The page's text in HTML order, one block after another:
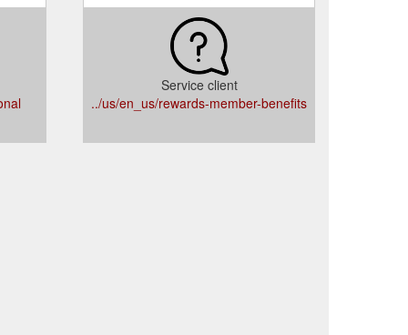
Service client
../us/en_us/rewards-member-benefits